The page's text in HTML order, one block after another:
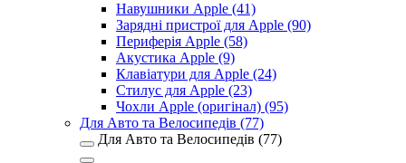
Навушники Apple (41)
Зарядні пристрої для Apple (90)
Периферія Apple (58)
Акустика Apple (9)
Клавіатури для Apple (24)
Стилус для Apple (23)
Чохли Apple (оригінал) (95)
Для Авто та Велосипедів (77)
Для Авто та Велосипедів (77)